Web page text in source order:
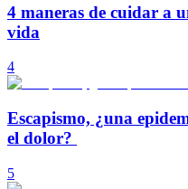
4 maneras de cuidar a
vida
4
Escapismo, ¿una
el dolor?
5